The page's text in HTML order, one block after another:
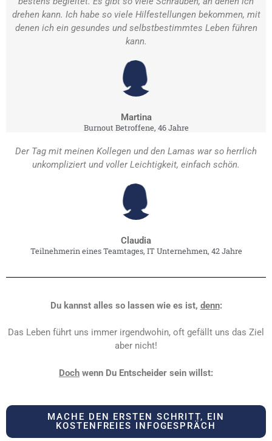
drehen kann. Ich habe so viele Hilfestellungen bekommen, mit
denen ich ein gesundes und selbstbestimmtes Leben führen
kann.
Martina
Burnout Betroffene, 46 Jahre
Der Tag mit meinen Kollegen und den Lamas war so herrlich
unkompliziert und voller Leichtigkeit, einfach schön.
Claudia
Teilnehmerin eines Teamtages, IT Unternehmen, 42 Jahre
Du kannst alles so lassen wie es ist, denn:
Das Leben führt uns immer irgendwohin, oft gefällt uns das Ziel
aber nicht!
Doch wenn Du Entscheider sein willst:
MACHE DEN ERSTEN SCHRITT, EIN
KOSTENFREIES INFOGESPRÄCH